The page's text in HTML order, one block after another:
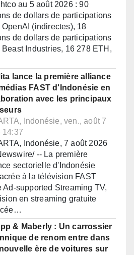
au 5 août 2026 : 90
de dollars de participations
OpenAI (indirectes), 18
de dollars de participations
Beast Industries, 16 278 ETH,
lance la première alliance
FAST d'Indonésie en
avec les principaux
Indonésie, ven., août 7
14:37
Indonésie, 7 août 2026
-- La première
sectorielle d'Indonésie
à la télévision FAST
Ad-supported Streaming TV,
en streaming gratuite
& Maberly : Un carrossier
de renom entre dans
ère de voitures sur